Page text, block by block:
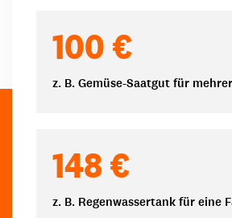
100 €
z. B. Gemüse-Saatgut für
148 €
z. B. Regenwassertank für eine